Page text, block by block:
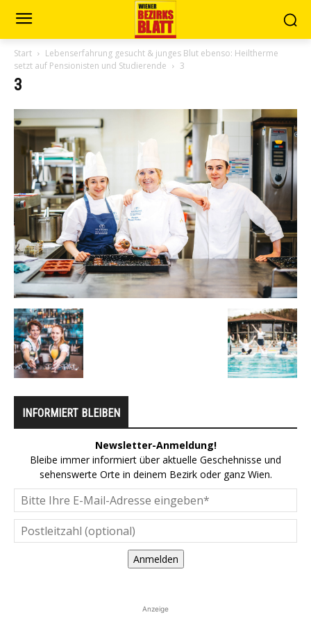
Start
Lebenserfahrung gesucht & junges Blut ebenso: Heiltherme
setzt auf Pensionisten und Studierende
3
3
INFORMIERT BLEIBEN
Newsletter-Anmeldung!
Bleibe immer informiert über aktuelle Geschehnisse und
sehenswerte Orte in deinem Bezirk oder ganz Wien.
Anmelden
Anzeige